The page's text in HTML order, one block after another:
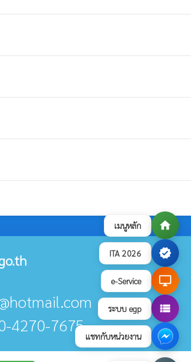
เมนูหลัก home
ITA 2026 verified
e-Service desktop_windows
ระบบ egp view_list
แชทกับหน่วยงาน
4270-7675